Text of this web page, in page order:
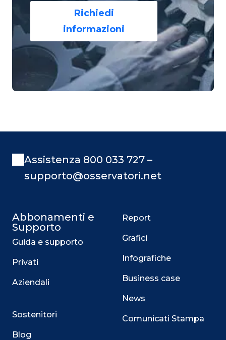
Richiedi
informazioni
Assistenza 800 033 727 –
supporto@osservatori.net
Abbonamenti e
Supporto
Guida e supporto
Privati
Aziendali
Sostenitori
Blog
Report
Grafici
Infografiche
Business case
News
Comunicati Stampa